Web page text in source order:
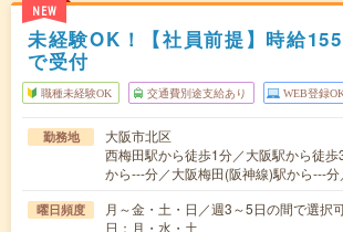
NEW
未経験OK！【社員前提】時給
で受付
職種未経験OK 交通費別途支給あり WEB登録
勤務地
大阪市北区
西梅田駅から徒歩1分／大阪駅から徒
から---分／大阪梅田(阪神線)駅から---
曜日頻度
月～金・土・日／週3～5日の間で選
日：月・水・土